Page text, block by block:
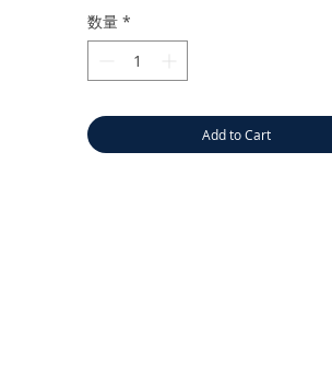
数量 *
Add to Cart